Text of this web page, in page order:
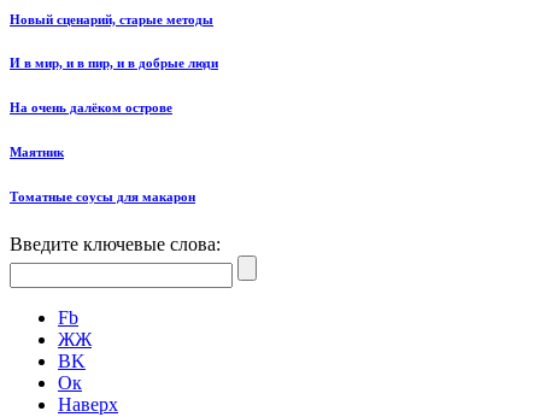
Новый сценарий, старые методы
И в мир, и в пир, и в добрые люди
На очень далёком острове
Маятник
Томатные соусы для макарон
Введите ключевые слова:
Fb
ЖЖ
ВK
Ок
Наверх